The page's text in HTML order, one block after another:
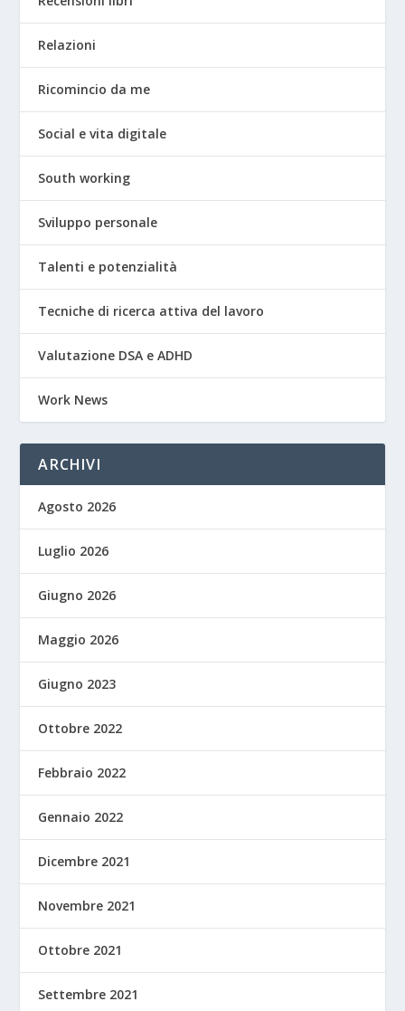
Relazioni
Ricomincio da me
Social e vita digitale
South working
Sviluppo personale
Talenti e potenzialità
Tecniche di ricerca attiva del lavoro
Valutazione DSA e ADHD
Work News
ARCHIVI
Agosto 2026
Luglio 2026
Giugno 2026
Maggio 2026
Giugno 2023
Ottobre 2022
Febbraio 2022
Gennaio 2022
Dicembre 2021
Novembre 2021
Ottobre 2021
Settembre 2021